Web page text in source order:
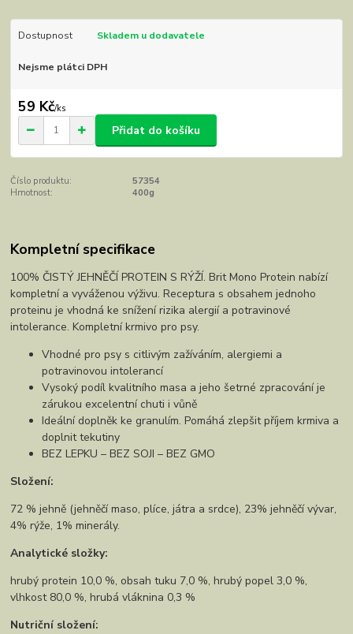
Dostupnost Skladem u dodavatele
Nejsme plátci DPH
59 Kč/ks
Přidat do košíku
Číslo produktu:
57354
Hmotnost:
400g
Kompletní specifikace
100% ČISTÝ JEHNĚČÍ PROTEIN S RÝŽÍ. Brit Mono Protein nabízí
kompletní a vyváženou výživu. Receptura s obsahem jednoho
proteinu je vhodná ke snížení rizika alergií a potravinové
intolerance. Kompletní krmivo pro psy.
Vhodné pro psy s citlivým zažíváním, alergiemi a
potravinovou intolerancí
Vysoký podíl kvalitního masa a jeho šetrné zpracování je
zárukou excelentní chuti i vůně
Ideální doplněk ke granulím. Pomáhá zlepšit příjem krmiva a
doplnit tekutiny
BEZ LEPKU – BEZ SOJI – BEZ GMO
Složení:
72 % jehně (jehněčí maso, plíce, játra a srdce), 23% jehněčí vývar,
4% rýže, 1% minerály.
Analytické složky:
hrubý protein 10,0 %, obsah tuku 7,0 %, hrubý popel 3,0 %,
vlhkost 80,0 %, hrubá vláknina 0,3 %
Nutriční složení: